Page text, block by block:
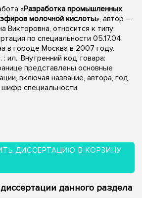
«Разработка промышленных
молочной кислоты», автор —
Викторовна, относится к типу:
по специальности 05.17.04.
в городе Москва в 2007 году.
ил.. Внутренний код товара:
представлены основные
включая название, автора, год,
специальности.
ДИССЕРТАЦИЮ В КОРЗИНУ
данного раздела